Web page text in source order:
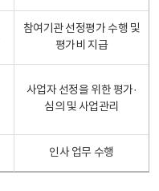
참여기관 선정평가 수행 및
평가비 지급
사업자 선정을 위한 평가·
심의 및 사업관리
인사 업무 수행